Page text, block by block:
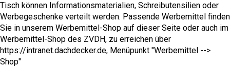
Tisch können Informationsmaterialien, Schreibutensilien oder
Werbegeschenke verteilt werden. Passende Werbemittel finden
Sie in unserem Werbemittel-Shop auf dieser Seite oder auch im
Werbemittel-Shop des ZVDH, zu erreichen über
https://intranet.dachdecker.de, Menüpunkt "Werbemittel -->
Shop"